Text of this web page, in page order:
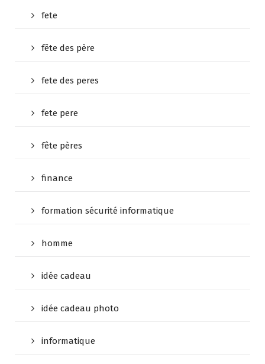
fete
fête des père
fete des peres
fete pere
fête pères
finance
formation sécurité informatique
homme
idée cadeau
idée cadeau photo
informatique